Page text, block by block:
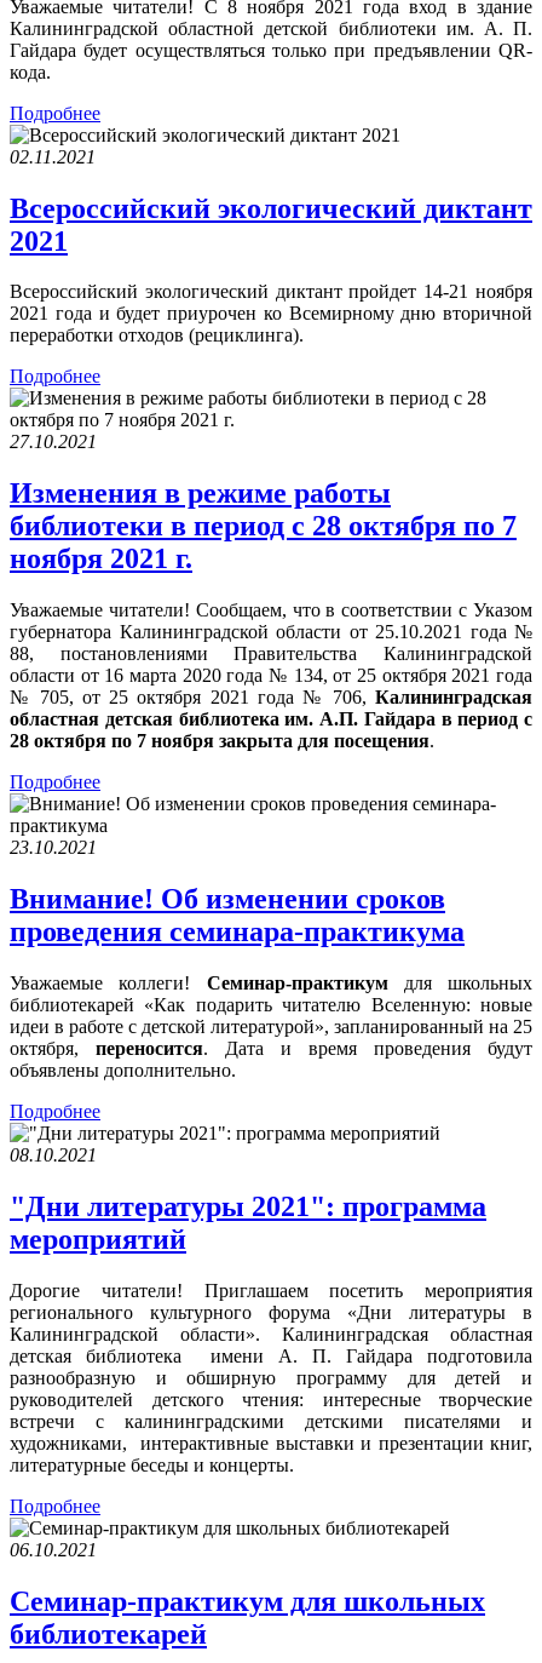
Уважаемые читатели! С 8 ноября 2021 года вход в здание
Калининградской областной детской библиотеки им. А. П.
Гайдара будет осуществляться только при предъявлении QR-
кода.
Подробнее
02.11.2021
Всероссийский экологический диктант
2021
Всероссийский экологический диктант пройдет 14-21 ноября
2021 года и будет приурочен ко Всемирному дню вторичной
переработки отходов (рециклинга).
Подробнее
27.10.2021
Изменения в режиме работы
библиотеки в период с 28 октября по 7
ноября 2021 г.
Уважаемые читатели! Сообщаем, что в соответствии с Указом
губернатора Калининградской области от 25.10.2021 года №
88, постановлениями Правительства Калининградской
области от 16 марта 2020 года № 134, от 25 октября 2021 года
№ 705, от 25 октября 2021 года № 706, Калининградская
областная детская библиотека им. А.П. Гайдара в период с
28 октября по 7 ноября закрыта для посещения.
Подробнее
23.10.2021
Внимание! Об изменении сроков
проведения семинара-практикума
Уважаемые коллеги! Семинар-практикумдля школьных
библиотекарей «Как подарить читателю Вселенную: новые
идеи в работе с детской литературой», запланированный на 25
октября, переносится. Дата и время проведения будут
объявлены дополнительно.
Подробнее
08.10.2021
"Дни литературы 2021": программа
мероприятий
Дорогие читатели! Приглашаем посетить мероприятия
регионального культурного форума «Дни литературы в
Калининградской области». Калининградская областная
детская библиотека имени А. П. Гайдара подготовила
разнообразную и обширную программу для детей и
руководителей детского чтения: интересные творческие
встречи с калининградскими детскими писателями и
художниками, интерактивные выставки и презентации книг,
литературные беседы и концерты.
Подробнее
06.10.2021
Семинар-практикум для школьных
библиотекарей